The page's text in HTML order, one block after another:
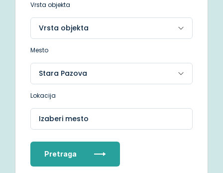
Vrsta objekta
Mesto
Lokacija
Izaberi mesto
Pretraga